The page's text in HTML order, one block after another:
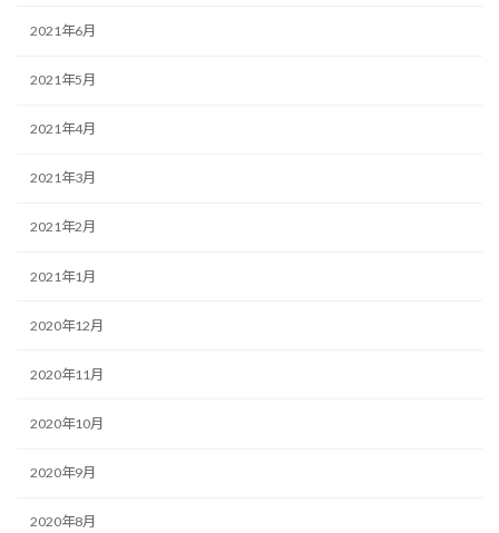
2021年6月
2021年5月
2021年4月
2021年3月
2021年2月
2021年1月
2020年12月
2020年11月
2020年10月
2020年9月
2020年8月